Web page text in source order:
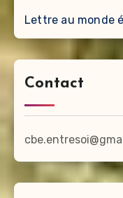
Lettre au monde
Contact